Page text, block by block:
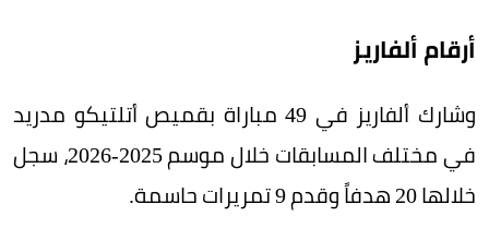
أرقام ألفاريز
وشارك ألفاريز في 49 مباراة بقميص أتلتيكو مدريد
في مختلف المسابقات خلال موسم 2025-2026، سجل
خلالها 20 هدفاً وقدم 9 تمريرات حاسمة.